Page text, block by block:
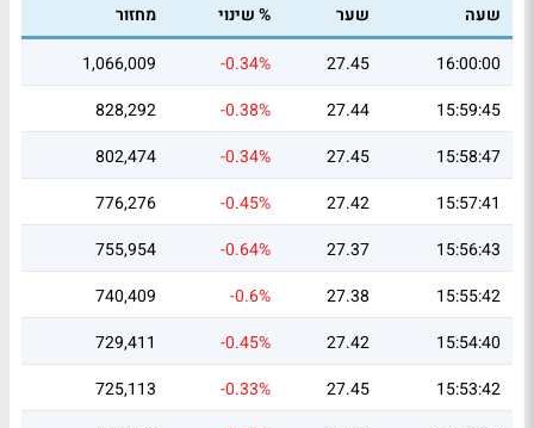
שעה שער % שינוי
מחזור
16:00:00
27.45
-0.34%
1,066,009
15:59:45
27.44
-0.38%
828,292
15:58:47
27.45
-0.34%
802,474
15:57:41
27.42
-0.45%
776,276
15:56:43
27.37
-0.64%
755,954
15:55:42
27.38
-0.6%
740,409
15:54:40
27.42
-0.45%
729,411
15:53:42
27.45
-0.33%
725,113